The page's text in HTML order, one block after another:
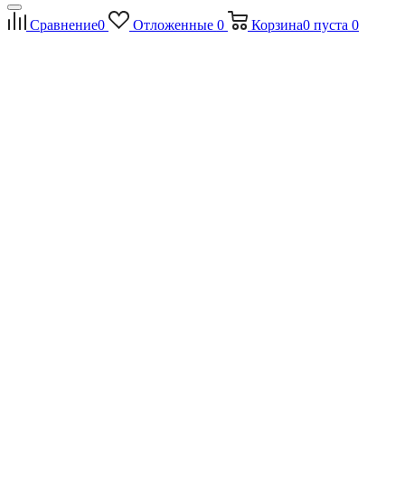
Сравнение0 Отложенные 0 Корзина0 пуста 0